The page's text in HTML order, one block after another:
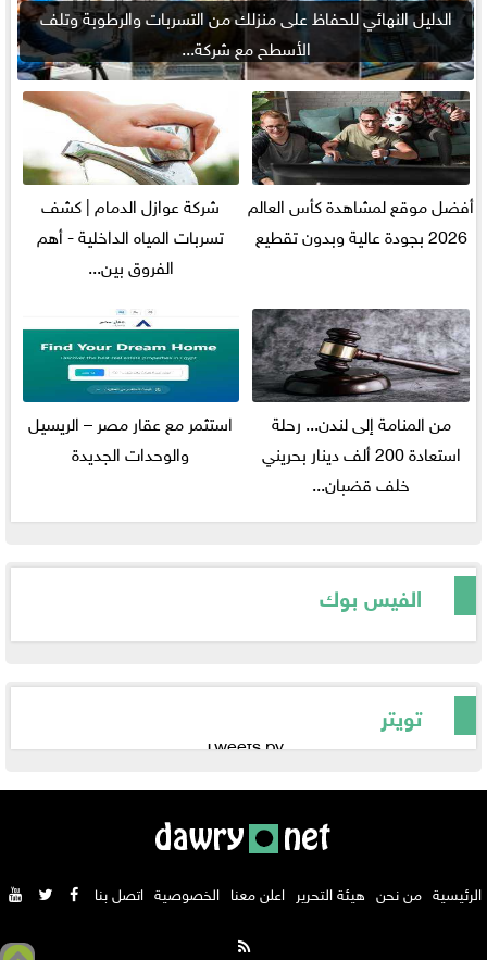
الدليل النهائي للحفاظ على منزلك من التسربات والرطوبة وتلف
الأسطح مع شركة...
أفضل موقع لمشاهدة كأس العالم
2026 بجودة عالية وبدون تقطيع
شركة عوازل الدمام | كشف
تسربات المياه الداخلية - أهم
الفروق بين...
من المنامة إلى لندن... رحلة
استعادة 200 ألف دينار بحريني
خلف قضبان...
استثمر مع عقار مصر – الريسيل
والوحدات الجديدة
الفيس بوك
تويتر
Tweets by
الرئيسية من نحن هيئة التحرير اعلن معنا الخصوصية اتصل بنا